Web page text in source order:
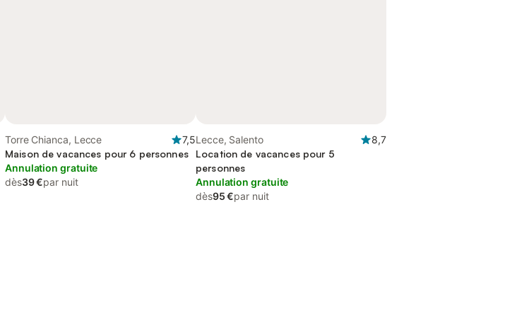
Torre Chianca, Lecce
7,5
Maison de vacances pour 6 personnes
Annulation gratuite
dès39 €par nuit
Lecce, Salento
8,7
Location de vacances pour 5
personnes
Annulation gratuite
dès95 €par nuit